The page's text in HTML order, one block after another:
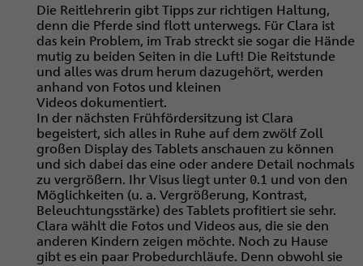
Die Reitlehrerin gibt Tipps zur richtigen Haltung,
denn die Pferde sind flott unterwegs. Für Clara ist
das kein Problem, im Trab streckt sie sogar die Hände
mutig zu beiden Seiten in die Luft! Die Reitstunde
und alles was drum herum dazugehört, werden
anhand von Fotos und kleinen
Videos dokumentiert.
In der nächsten Frühfördersitzung ist Clara
begeistert, sich alles in Ruhe auf dem zwölf Zoll
großen Display des Tablets anschauen zu können
und sich dabei das eine oder andere Detail nochmals
zu vergrößern. Ihr Visus liegt unter 0.1 und von den
Möglichkeiten (u. a. Vergrößerung, Kontrast,
Beleuchtungsstärke) des Tablets profitiert sie sehr.
Clara wählt die Fotos und Videos aus, die sie den
anderen Kindern zeigen möchte. Noch zu Hause
gibt es ein paar Probedurchläufe. Denn obwohl sie